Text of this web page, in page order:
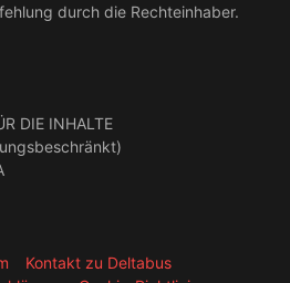
durch die Rechteinhaber.
DIE INHALTE
Kontakt zu Deltabus